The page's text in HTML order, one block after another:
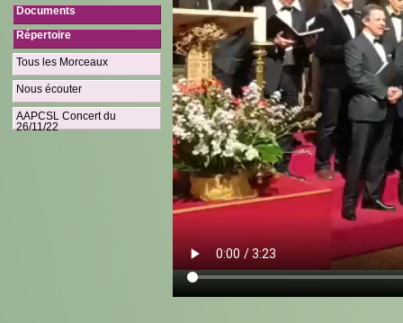
Documents
Répertoire
Tous les Morceaux
Nous écouter
AAPCSL Concert du
26/11/22